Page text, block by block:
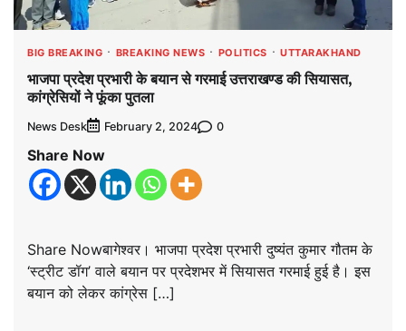
BIG BREAKING BREAKING NEWS POLITICS UTTARAKHAND
भाजपा प्रदेश प्रभारी के बयान से गरमाई उत्तराखण्ड की सियासत,
कांग्रेसियों ने फूंका पुतला
News Desk February 2, 2024 0
Share Now
Share Nowबागेश्वर। भाजपा प्रदेश प्रभारी दुष्यंत कुमार गौतम के
‘स्ट्रीट डॉग’ वाले बयान पर प्रदेशभर में सियासत गरमाई हुई है। इस
बयान को लेकर कांग्रेस […]